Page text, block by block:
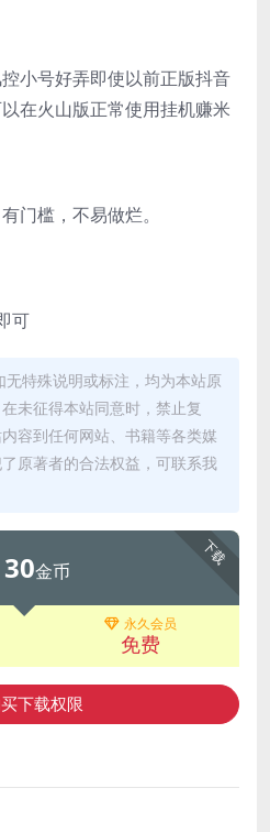
小号好弄即使以前正版抖音
在火山版正常使用挂机赚米
门槛，不易做烂。
可
特殊说明或标注，均为本站原
未征得本站同意时，禁止复
容到任何网站、书籍等各类媒
原著者的合法权益，可联系我
下载
30金币
永久会员
免费
下载权限